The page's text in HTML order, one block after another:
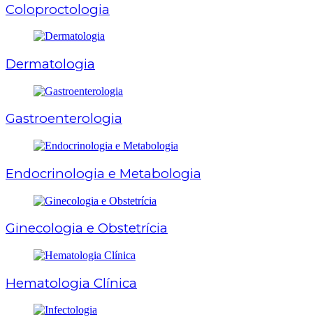
Coloproctologia
Dermatologia
Gastroenterologia
Endocrinologia e Metabologia
Ginecologia e Obstetrícia
Hematologia Clínica